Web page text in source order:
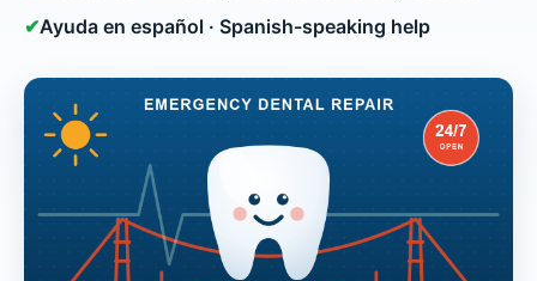
✔Ayuda en español · Spanish-speaking help